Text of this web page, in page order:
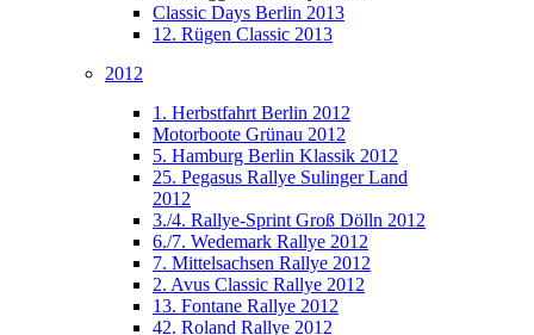
Classic Days Berlin 2013
12. Rügen Classic 2013
2012
1. Herbstfahrt Berlin 2012
Motorboote Grünau 2012
5. Hamburg Berlin Klassik 2012
25. Pegasus Rallye Sulinger Land
2012
3./4. Rallye-Sprint Groß Dölln 2012
6./7. Wedemark Rallye 2012
7. Mittelsachsen Rallye 2012
2. Avus Classic Rallye 2012
13. Fontane Rallye 2012
42. Roland Rallye 2012